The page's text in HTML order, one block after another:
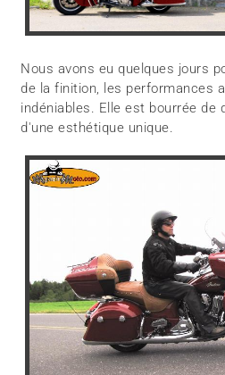
Nous avons eu quelques jours
de la finition, les performances
indéniables. Elle est bourrée de
d'une esthétique unique.